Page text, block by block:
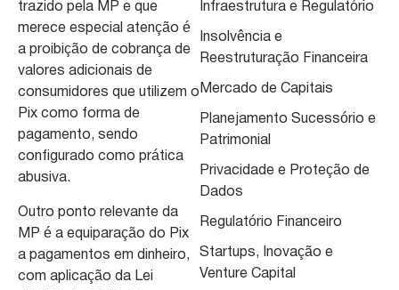
trazido pela MP e que
merece especial atenção é
a proibição de cobrança de
valores adicionais de
consumidores que utilizem o
Pix como forma de
pagamento, sendo
configurado como prática
abusiva.
Outro ponto relevante da
MP é a equiparação do Pix
a pagamentos em dinheiro,
com aplicação da Lei
Infraestrutura e Regulatório
Insolvência e
Reestruturação Financeira
Mercado de Capitais
Planejamento Sucessório e
Patrimonial
Privacidade e Proteção de
Dados
Regulatório Financeiro
Startups, Inovação e
Venture Capital